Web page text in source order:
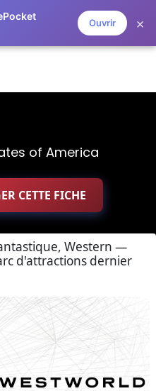
Ouvrir ×
of America
CETTE FICHE
Western —
d'attractions dernier